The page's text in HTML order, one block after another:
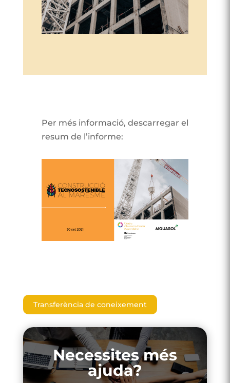
Per més informació, descarregar el
resum de l’informe:
Transferència de coneixement
Necessites més
ajuda?